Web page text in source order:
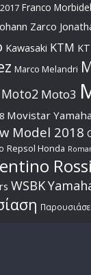
Franco
Zarco
Kawasaki KTM
Marco Melandri
Moto2 Moto3
Movistar Yamaha
Model 2018
Repsol Honda
Rossi
WSBK